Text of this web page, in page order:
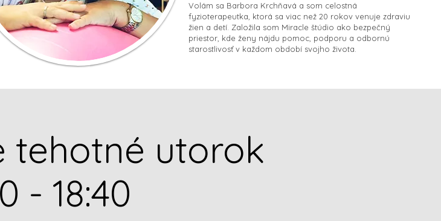
Volám sa Barbora Krchňavá a som celostná
fyzioterapeutka, ktorá sa viac než 20 rokov venuje zdraviu
žien a detí. Založila som Miracle štúdio ako bezpečný
priestor, kde ženy nájdu pomoc, podporu a odbornú
starostlivosť v každom období svojho života.​
tehotné utorok
- 18:40